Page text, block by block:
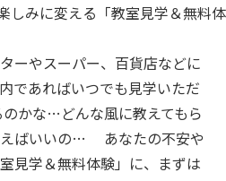
しみに変える「教室見学＆無料体
ーやスーパー、百貨店などに
であればいつでも見学いただ
かな…どんな風に教えてもら
ばいいの… あなたの不安や
見学＆無料体験」に、まずは